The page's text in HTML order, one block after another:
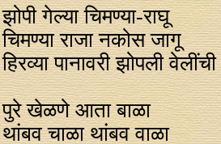
झोपी गेल्या चिमण्या-राघू
चिमण्या राजा नकोस जागू
हिरव्या पानावरी झोपली
पुरे खेळणे आता बाळा
थांबव चाळा थांबव वाळा